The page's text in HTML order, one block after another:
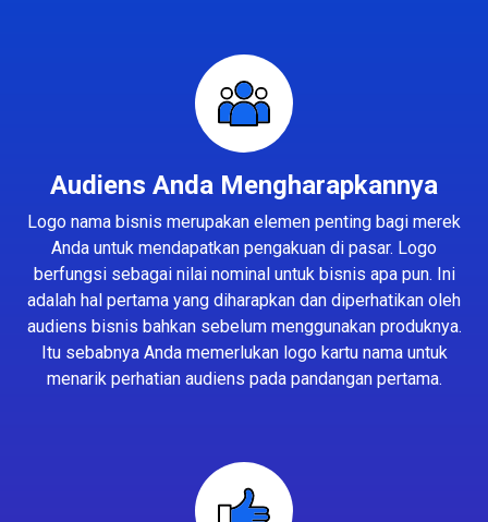
Audiens Anda Mengharapkannya
Logo nama bisnis merupakan elemen penting bagi merek
Anda untuk mendapatkan pengakuan di pasar. Logo
berfungsi sebagai nilai nominal untuk bisnis apa pun. Ini
adalah hal pertama yang diharapkan dan diperhatikan oleh
audiens bisnis bahkan sebelum menggunakan produknya.
Itu sebabnya Anda memerlukan logo kartu nama untuk
menarik perhatian audiens pada pandangan pertama.